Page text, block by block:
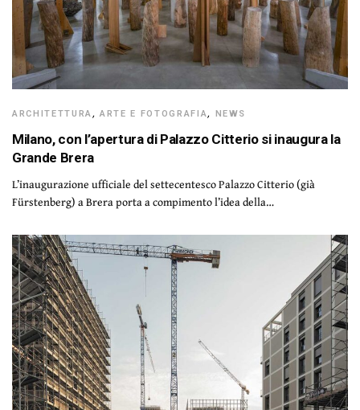
ARCHITETTURA ,ARTE E FOTOGRAFIA , NEWS
Milano, con l’apertura di Palazzo Citterio si inaugura la
Grande Brera
L’inaugurazione ufficiale del settecentesco Palazzo Citterio (già
Fürstenberg) a Brera porta a compimento l’idea della…